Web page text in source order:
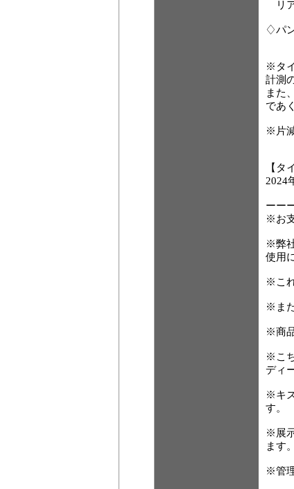
リア
♢パ
※タ
計測
また
であ
※片
【タ
2024
ーー
※お
※弊
使用
※こ
※ま
※商
※こ
ディ
※キ
す。
※展
ます。
※管